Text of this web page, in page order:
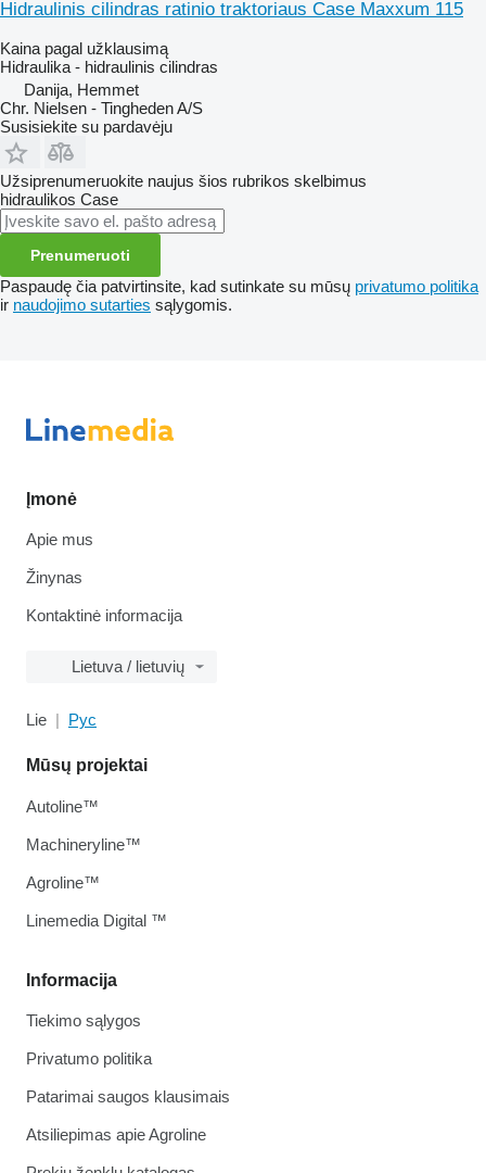
Hidraulinis cilindras ratinio traktoriaus Case Maxxum 115
Kaina pagal užklausimą
Hidraulika - hidraulinis cilindras
Danija, Hemmet
Chr. Nielsen - Tingheden A/S
Susisiekite su pardavėju
Užsiprenumeruokite naujus šios rubrikos skelbimus
hidraulikos Case
Prenumeruoti
Paspaudę čia patvirtinsite, kad sutinkate su mūsų privatumo politika
ir naudojimo sutarties sąlygomis.
Įmonė
Apie mus
Žinynas
Kontaktinė informacija
Lietuva / lietuvių
Lie Рус
Informacija
Tiekimo sąlygos
Privatumo politika
Patarimai saugos klausimais
Atsiliepimas apie Agroline
Mūsų projektai
Autoline™
Machineryline™
Agroline™
Linemedia Digital ™